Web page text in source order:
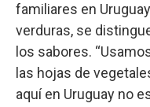
familiares en
verduras, se
los sabores.
las hojas de
aquí en Uruguay no